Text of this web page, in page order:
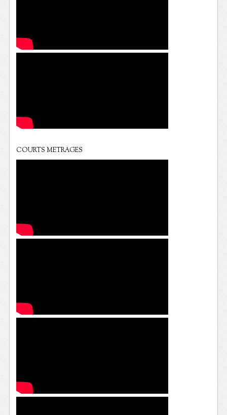
COURTS METRAGES